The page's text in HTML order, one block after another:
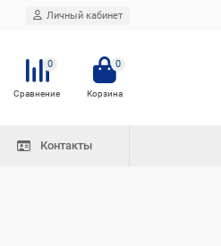
Личный кабинет
0 0
Контакты